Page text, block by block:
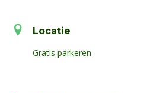
Locatie
Gratis parkeren